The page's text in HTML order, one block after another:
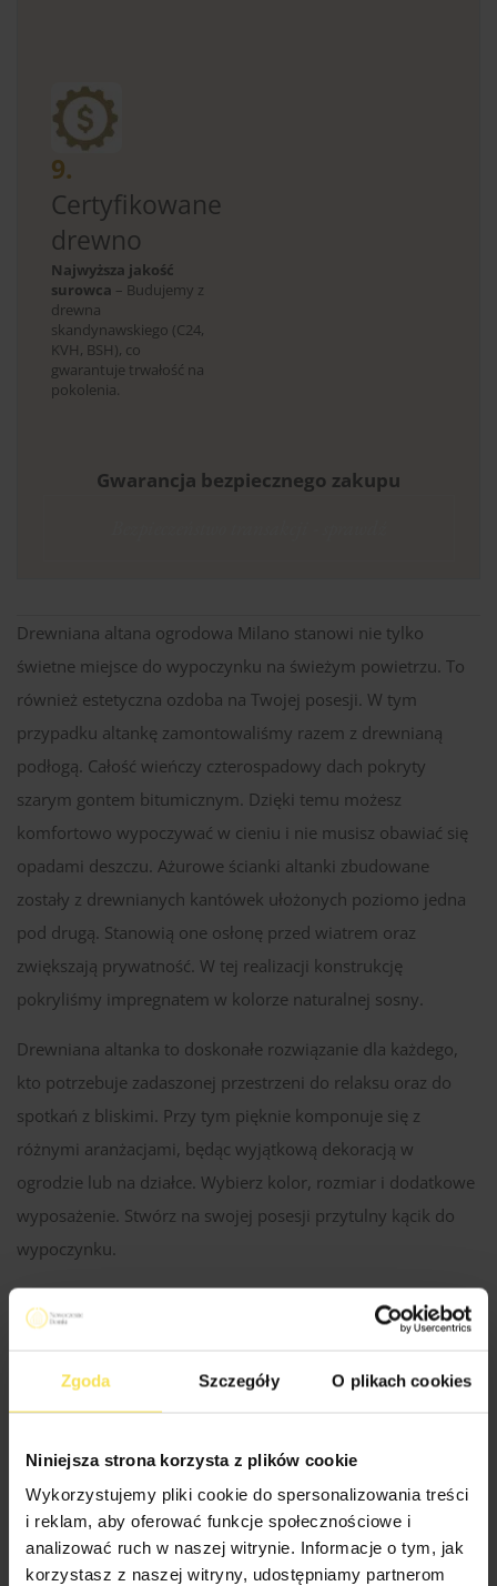
Zgoda Szczegóły O plikach cookies
Niniejsza strona korzysta z plików cookie
Wykorzystujemy pliki cookie do spersonalizowania treści
i reklam, aby oferować funkcje społecznościowe i
analizować ruch w naszej witrynie. Informacje o tym, jak
korzystasz z naszej witryny, udostępniamy partnerom
9.
Certyfikowane
drewno
Najwyższa jakość
surowca – Budujemy z
drewna
skandynawskiego (C24,
KVH, BSH), co
gwarantuje trwałość na
pokolenia.
Gwarancja bezpiecznego zakupu
Drewniana altana ogrodowa Milano stanowi nie tylko
świetne miejsce do wypoczynku na świeżym powietrzu. To
również estetyczna ozdoba na Twojej posesji. W tym
przypadku altankę zamontowaliśmy razem z drewnianą
podłogą. Całość wieńczy czterospadowy dach pokryty
szarym gontem bitumicznym. Dzięki temu możesz
komfortowo wypoczywać w cieniu i nie musisz obawiać się
opadami deszczu. Ażurowe ścianki altanki zbudowane
zostały z drewnianych kantówek ułożonych poziomo jedna
pod drugą. Stanowią one osłonę przed wiatrem oraz
zwiększają prywatność. W tej realizacji konstrukcję
pokryliśmy impregnatem w kolorze naturalnej sosny.
Drewniana altanka to doskonałe rozwiązanie dla każdego,
kto potrzebuje zadaszonej przestrzeni do relaksu oraz do
spotkań z bliskimi. Przy tym pięknie komponuje się z
różnymi aranżacjami, będąc wyjątkową dekoracją w
ogrodzie lub na działce. Wybierz kolor, rozmiar i dodatkowe
wyposażenie. Stwórz na swojej posesji przytulny kącik do
wypoczynku.
Rodzaj materiału:
świerkowe / sosnowe
Konstrukcja dachu: Kantówka 38×89 mm